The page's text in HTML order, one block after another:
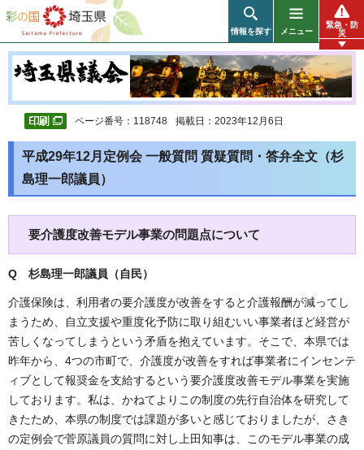
彩の国 埼玉県
情報を探す メニュー
緊急・防
災
ページ番号：118748 掲載日：2023年12月6日
平成29年12月定例会 一般質問 質疑質問・答弁全文（杉
島理一郎議員）
要介護度改善モデル事業の問題点について
Q 杉島理一郎議員（自民）
介護保険は、利用者の要介護度が改善をすると介護報酬が減ってし
まうため、自立支援や重度化予防に取り組むいい事業者ほど経営が
苦しくなってしまうという矛盾を抱えています。そこで、本県では
昨年から、4つの市町で、介護度が改善をすれば事業者にインセンテ
ィブとして報奨金を支給するという要介護度改善モデル事業を実施
しております。私は、かねてよりこの制度の先行自治体を研究して
きたため、本県の制度では課題が多いと感じておりましたが、さき
の定例会で菅原議員の質問に対し上田知事は、このモデル事業の成